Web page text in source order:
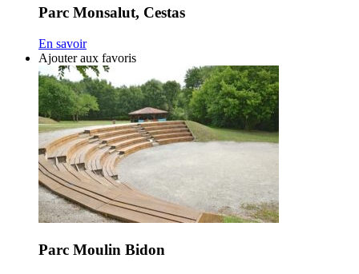
Parc Monsalut, Cestas
En savoir
Ajouter aux favoris
Parc Moulin Bidon